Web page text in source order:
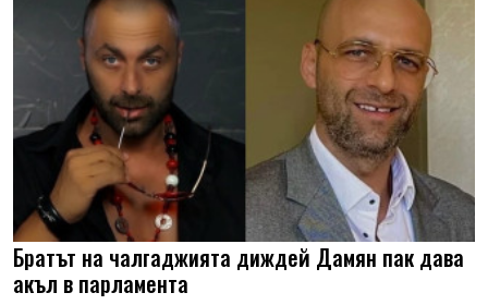
Братът на чалгаджията диждей Дамян пак дава
акъл в парламента